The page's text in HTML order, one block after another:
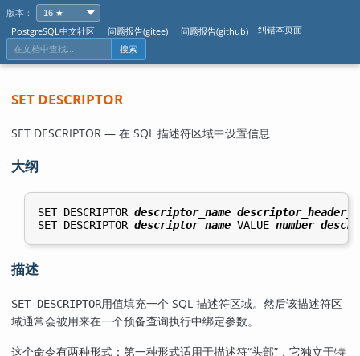
版本：
PostgreSQL中文社区
问题报告(gitee) 问题报告(github) 纠错本页面
搜索
SET DESCRIPTOR
SET DESCRIPTOR — 在 SQL 描述符区域中设置信息
大纲
SET DESCRIPTOR descriptor_name
SET DESCRIPTOR descriptor_name VALUE number
描述
SET DESCRIPTOR用值填充一个 SQL 描述符区域。然后该描述符区
域通常会被用来在一个预备查询执行中绑定参数。
这个命令有两种形式：第一种形式适用于描述符“头部” ，它独立于特